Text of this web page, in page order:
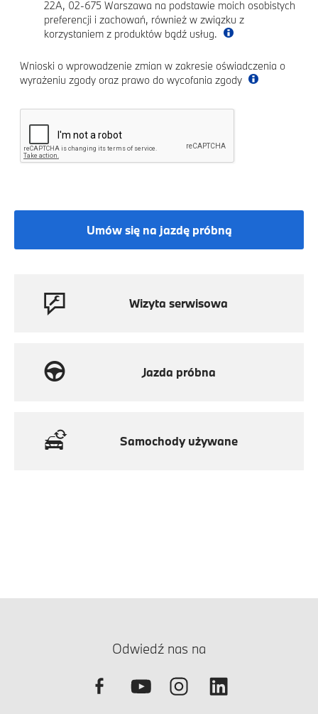
22A, 02-675 Warszawa na podstawie moich osobistych
preferencji i zachowań, również w związku z
korzystaniem z produktów bądź usług.
Wnioski o wprowadzenie zmian w zakresie oświadczenia o
wyrażeniu zgody oraz prawo do wycofania zgody
Umów się na jazdę próbną
Wizyta serwisowa
Jazda próbna
Samochody używane
Odwiedź nas na